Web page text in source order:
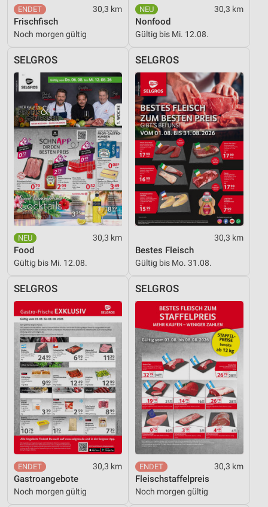
30,3 km
Frischfisch
Noch morgen gültig
30,3 km
Nonfood
Gültig bis Mi. 12.08.
SELGROS
30,3 km
Food
Gültig bis Mi. 12.08.
SELGROS
30,3 km
Bestes Fleisch
Gültig bis Mo. 31.08.
SELGROS
30,3 km
Gastroangebote
Noch morgen gültig
SELGROS
30,3 km
Fleischstaffelpreis
Noch morgen gültig